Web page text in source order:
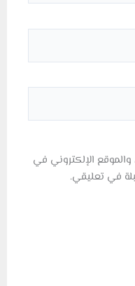
الإلكتروني في
في تعليقي.